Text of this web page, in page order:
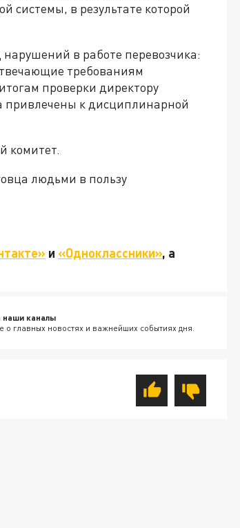
системы, в результате которой
в работе перевозчика:
требованиям
проверки директору
привлечены к дисциплинарной
комитет.
людьми в пользу
и «Одноклассники», а
наши каналы
о главных новостях и важнейших событиях дня.